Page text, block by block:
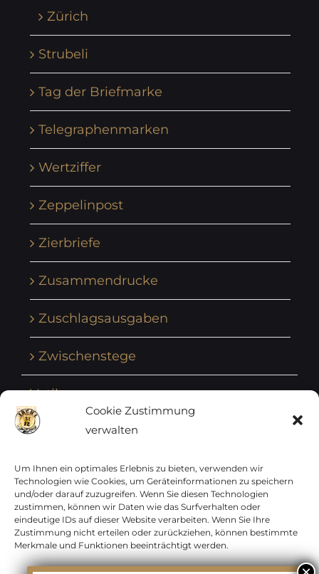
Cookie Zustimmung
verwalten
Um Ihnen ein optimales Erlebnis zu bieten, verwenden wir
Technologien wie Cookies, um Geräteinformationen zu speichern
und/oder darauf zuzugreifen. Wenn Sie diesen Technologien
zustimmen, können wir Daten wie das Surfverhalten oder
eindeutige IDs auf dieser Website verarbeiten. Wenn Sie Ihre
Zustimmung nicht erteilen oder zurückziehen, können bestimmte
Merkmale und Funktionen beeinträchtigt werden.
Zürich
Strubeli
Tag der Briefmarke
Telegraphenmarken
Wertziffer
Zeppelinpost
Zierbriefe
Zusammendrucke
Zuschlagsausgaben
Zwischenstege
Vatikan
Vereinte Nationen
Vorphilatelie
Zensurbelege Österreich
Zensurbelege Schweiz